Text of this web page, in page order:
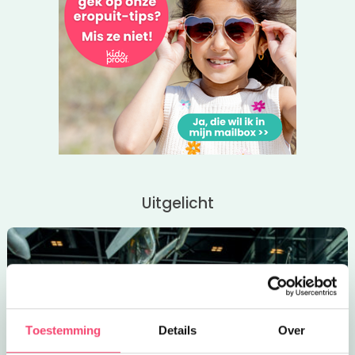
Toestemming Details Over
bij Loods of Fitness vrij trainen. De lessen zijn altijd onder
begeleiding.
Bij alle lessen bent je van harte welkom voor eengratis
! Meer weten? Klik dan op de roze websitebutton.
Tip: Bij Loods of Fitness kun je ook jekinderfeestje vieren
Uitgelicht